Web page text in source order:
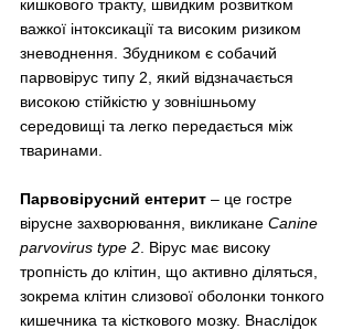
кишкового тракту, швидким розвитком
важкої інтоксикації та високим ризиком
зневоднення. Збудником є собачий
парвовірус типу 2, який відзначається
високою стійкістю у зовнішньому
середовищі та легко передається між
тваринами.
Парвовірусний ентерит – це гостре
вірусне захворювання, викликане Canine
parvovirus type 2 . Вірус має високу
тропність до клітин, що активно діляться,
зокрема клітин слизової оболонки тонкого
кишечника та кісткового мозку. Внаслідок